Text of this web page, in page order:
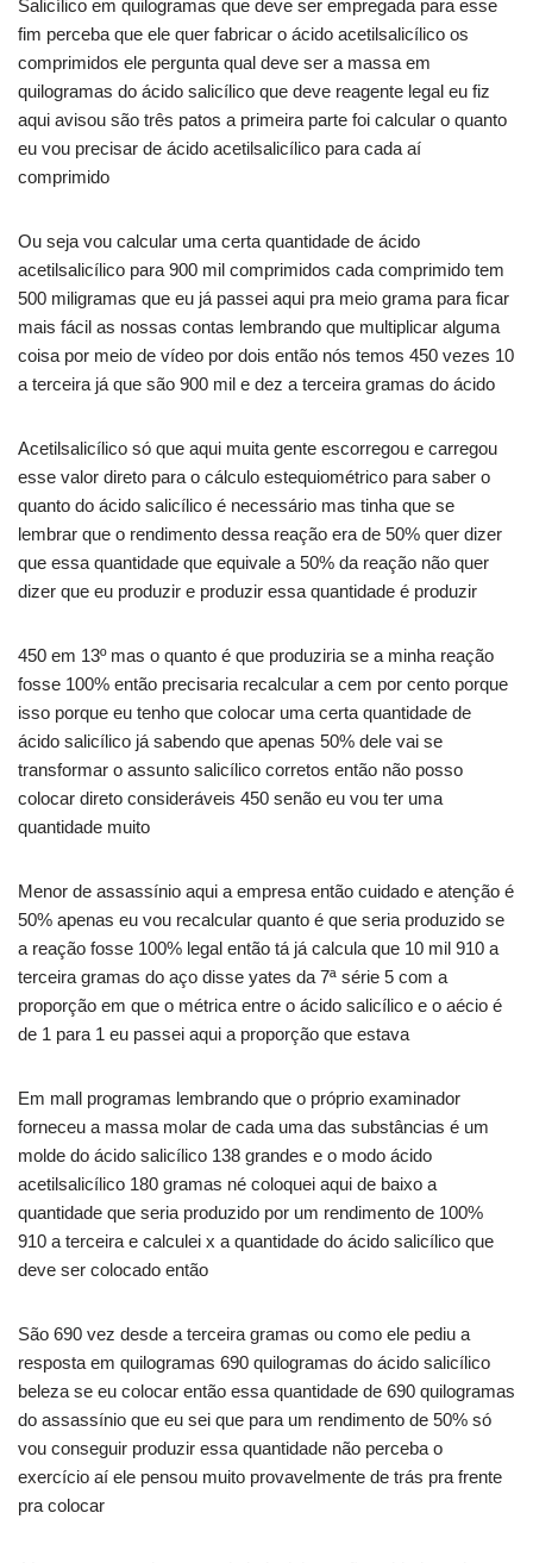
Salicílico em quilogramas que deve ser empregada para esse
fim perceba que ele quer fabricar o ácido acetilsalicílico os
comprimidos ele pergunta qual deve ser a massa em
quilogramas do ácido salicílico que deve reagente legal eu fiz
aqui avisou são três patos a primeira parte foi calcular o quanto
eu vou precisar de ácido acetilsalicílico para cada aí
comprimido
Ou seja vou calcular uma certa quantidade de ácido
acetilsalicílico para 900 mil comprimidos cada comprimido tem
500 miligramas que eu já passei aqui pra meio grama para ficar
mais fácil as nossas contas lembrando que multiplicar alguma
coisa por meio de vídeo por dois então nós temos 450 vezes 10
a terceira já que são 900 mil e dez a terceira gramas do ácido
Acetilsalicílico só que aqui muita gente escorregou e carregou
esse valor direto para o cálculo estequiométrico para saber o
quanto do ácido salicílico é necessário mas tinha que se
lembrar que o rendimento dessa reação era de 50% quer dizer
que essa quantidade que equivale a 50% da reação não quer
dizer que eu produzir e produzir essa quantidade é produzir
450 em 13º mas o quanto é que produziria se a minha reação
fosse 100% então precisaria recalcular a cem por cento porque
isso porque eu tenho que colocar uma certa quantidade de
ácido salicílico já sabendo que apenas 50% dele vai se
transformar o assunto salicílico corretos então não posso
colocar direto consideráveis 450 senão eu vou ter uma
quantidade muito
Menor de assassínio aqui a empresa então cuidado e atenção é
50% apenas eu vou recalcular quanto é que seria produzido se
a reação fosse 100% legal então tá já calcula que 10 mil 910 a
terceira gramas do aço disse yates da 7ª série 5 com a
proporção em que o métrica entre o ácido salicílico e o aécio é
de 1 para 1 eu passei aqui a proporção que estava
Em mall programas lembrando que o próprio examinador
forneceu a massa molar de cada uma das substâncias é um
molde do ácido salicílico 138 grandes e o modo ácido
acetilsalicílico 180 gramas né coloquei aqui de baixo a
quantidade que seria produzido por um rendimento de 100%
910 a terceira e calculei x a quantidade do ácido salicílico que
deve ser colocado então
São 690 vez desde a terceira gramas ou como ele pediu a
resposta em quilogramas 690 quilogramas do ácido salicílico
beleza se eu colocar então essa quantidade de 690 quilogramas
do assassínio que eu sei que para um rendimento de 50% só
vou conseguir produzir essa quantidade não perceba o
exercício aí ele pensou muito provavelmente de trás pra frente
pra colocar